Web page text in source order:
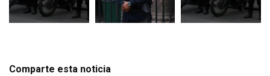
Comparte esta noticia